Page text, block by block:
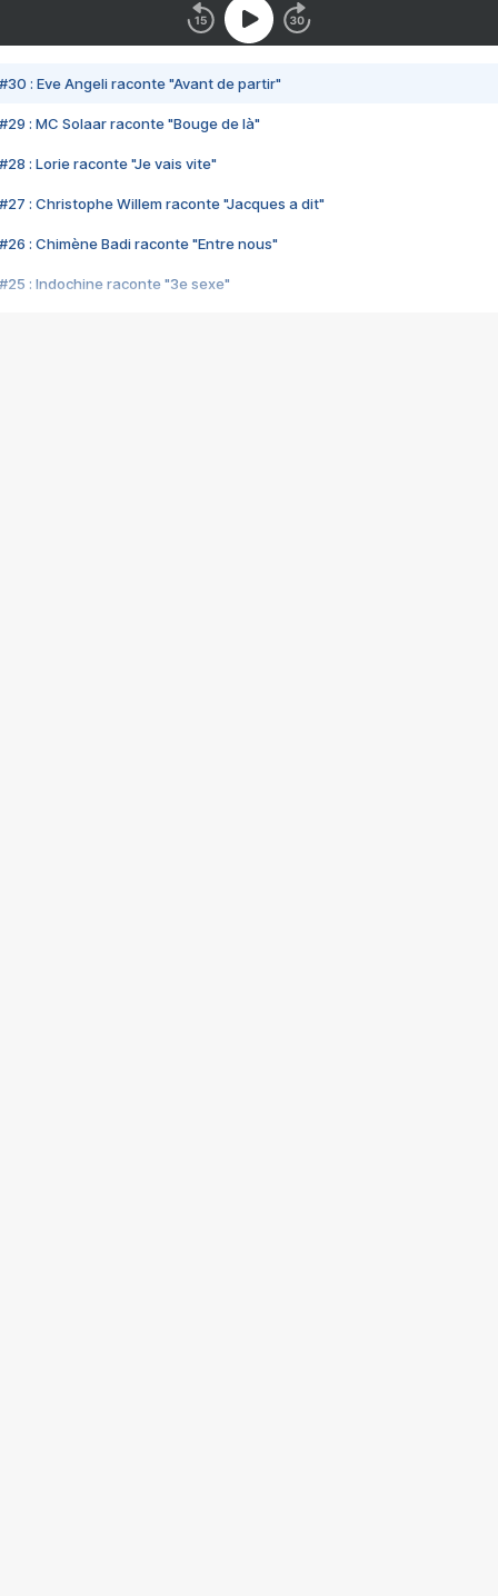
#30 : Eve Angeli raconte "Avant de partir"
#29 : MC Solaar raconte "Bouge de là"
#28 : Lorie raconte "Je vais vite"
#27 : Christophe Willem raconte "Jacques a dit"
#26 : Chimène Badi raconte "Entre nous"
#25 : Indochine raconte "3e sexe"